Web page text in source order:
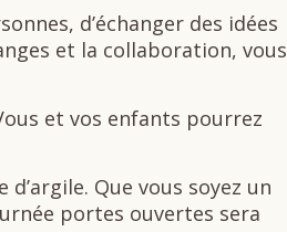
d’échanger des idées
et la collaboration, vous
et vos enfants pourrez
Que vous soyez un
portes ouvertes sera